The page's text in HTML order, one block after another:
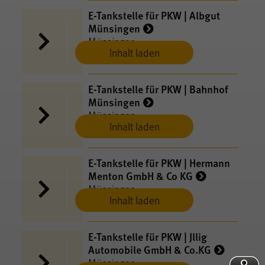
Inhalt laden
E-​Tankstelle für PKW | Albgut
Münsingen
Münsingen
Inhalt laden
E-​Tankstelle für PKW | Bahnhof
Münsingen
Münsingen
Inhalt laden
E-​Tankstelle für PKW | Hermann
Menton GmbH & Co KG
Münsingen
E-​Tankstelle für PKW | Jllig
Automobile GmbH & Co.KG